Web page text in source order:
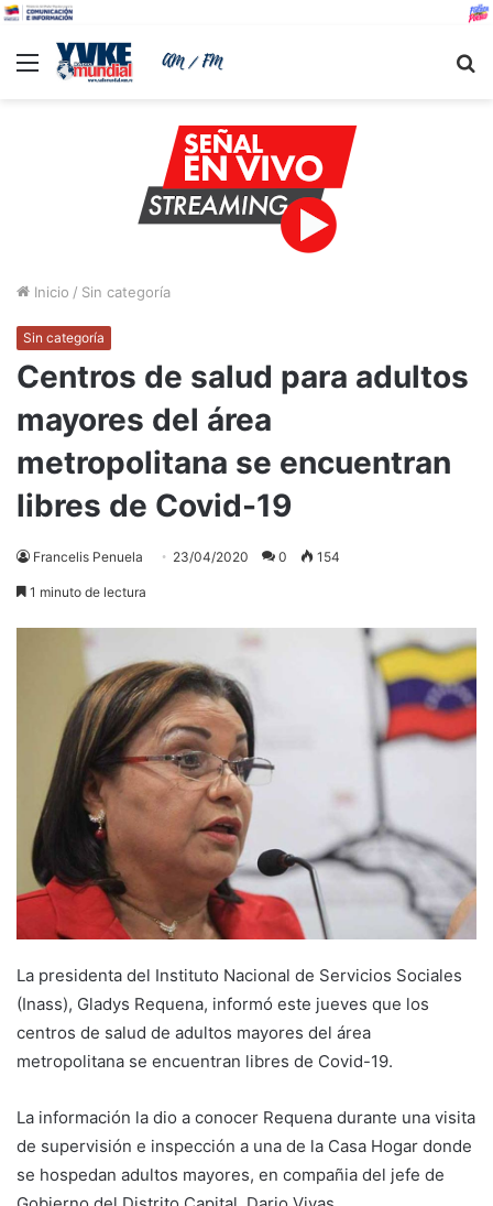
Menu
Inicio / Sin categoría
Sin categoría
Centros de salud para adultos
mayores del área
metropolitana se encuentran
libres de Covid-19
Francelis Penuela 23/04/2020 0 154
1 minuto de lectura
La presidenta del Instituto Nacional de Servicios Sociales
(Inass), Gladys Requena, informó este jueves que los
centros de salud de adultos mayores del área
metropolitana se encuentran libres de Covid-19.
La información la dio a conocer Requena durante una visita
de supervisión e inspección a una de la Casa Hogar donde
se hospedan adultos mayores, en compañia del jefe de